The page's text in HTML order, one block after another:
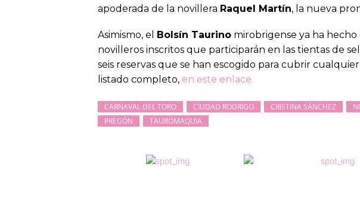
apoderada de la novillera Raquel Martín, la nueva
Asimismo, el Bolsín Taurino mirobrigense ya ha
novilleros inscritos que participarán en las tientas de
seis reservas que se han escogido para cubrir
listado completo, en este enlace.
CARNAVAL DEL TORO CIUDAD RODRIGO CRISTINA SÁNCHEZ
PREGÓN
TAUROMAQUIA